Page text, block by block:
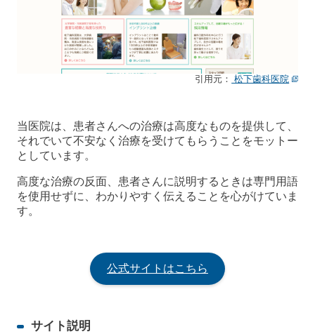
引用元： 松下歯科医院
当医院は、患者さんへの治療は高度なものを提供して、
それでいて不安なく治療を受けてもらうことをモットー
としています。
高度な治療の反面、患者さんに説明するときは専門用語
を使用せずに、わかりやすく伝えることを心がけていま
す。
公式サイトはこちら
サイト説明